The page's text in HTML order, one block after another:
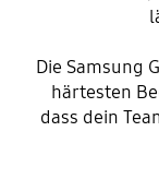
Die Samsung
härtesten
dass dein